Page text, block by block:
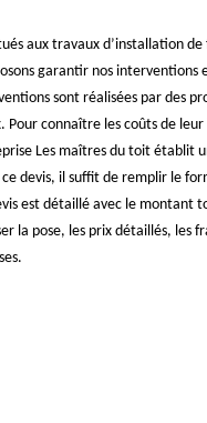
aux travaux d’installation
garantir nos interventions
sont réalisées par des
Pour connaître les coûts de
Les maîtres du toit établit
devis, il suffit de remplir le
est détaillé avec le montant
la pose, les prix détaillés, les